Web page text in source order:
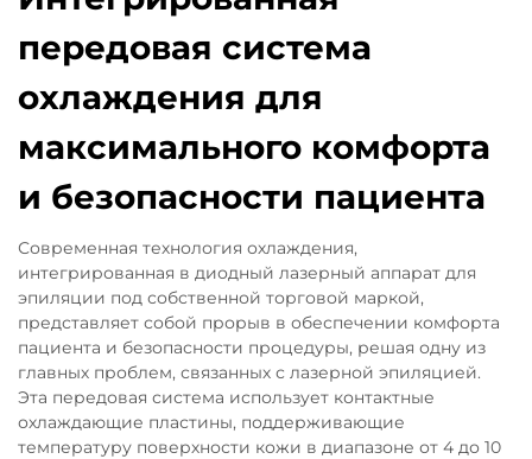
передовая система
охлаждения для
максимального комфорта
и безопасности пациента
Современная технология охлаждения,
интегрированная в диодный лазерный аппарат для
эпиляции под собственной торговой маркой,
представляет собой прорыв в обеспечении комфорта
пациента и безопасности процедуры, решая одну из
главных проблем, связанных с лазерной эпиляцией.
Эта передовая система использует контактные
охлаждающие пластины, поддерживающие
температуру поверхности кожи в диапазоне от 4 до 10